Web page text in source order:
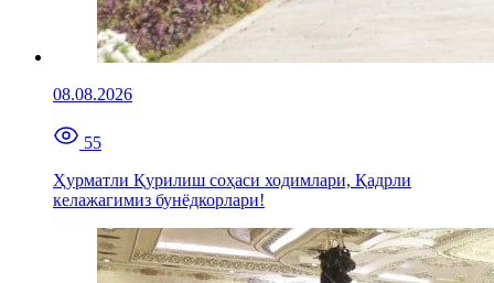
08.08.2026
55
Ҳурматли Қурилиш соҳаси ходимлари, Қадрли
келажагимиз бунёдкорлари!